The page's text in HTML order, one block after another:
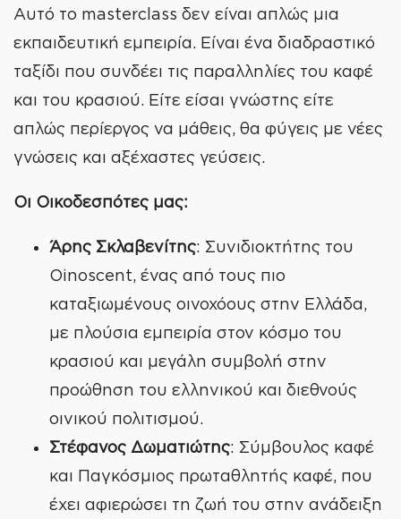
WECREATE
Αυτό το masterclass δεν είναι απλώς μια
εκπαιδευτική εμπειρία. Είναι ένα διαδραστικό
ταξίδι που συνδέει τις παραλληλίες του καφέ
και του κρασιού. Είτε είσαι γνώστης είτε
απλώς περίεργος να μάθεις, θα φύγεις με νέες
γνώσεις και αξέχαστες γεύσεις.
Οι Οικοδεσπότες μας:
Άρης Σκλαβενίτης: Συνιδιοκτήτης του
Oinoscent, ένας από τους πιο
καταξιωμένους οινοχόους στην Ελλάδα,
με πλούσια εμπειρία στον κόσμο του
κρασιού και μεγάλη συμβολή στην
προώθηση του ελληνικού και διεθνούς
οινικού πολιτισμού.
Στέφανος Δωματιώτης: Σύμβουλος καφέ
και Παγκόσμιος πρωταθλητής καφέ, που
έχει αφιερώσει τη ζωή του στην ανάδειξη